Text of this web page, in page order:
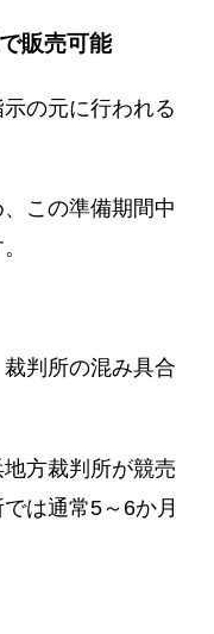
販売可能
の元に行われる
この準備期間中
判所の混み具合
方裁判所が競売
は通常5～6か月